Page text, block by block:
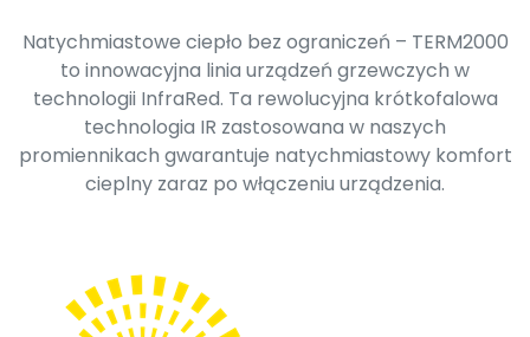
Natychmiastowe ciepło bez ograniczeń – TERM2000
to innowacyjna linia urządzeń grzewczych w
technologii InfraRed. Ta rewolucyjna krótkofalowa
technologia IR zastosowana w naszych
promiennikach gwarantuje natychmiastowy komfort
cieplny zaraz po włączeniu urządzenia.